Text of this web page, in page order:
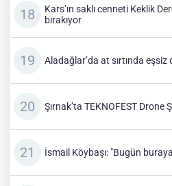
Kars’ın saklı cenneti Keklik
bırakıyor
Aladağlar’da at sırtında
Şırnak’ta TEKNOFEST Drone
İsmail Köybaşı: "Bugün